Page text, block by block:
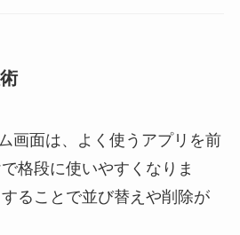
画面は、よく使うアプリを前
格段に使いやすくなりま
ることで並び替えや削除が